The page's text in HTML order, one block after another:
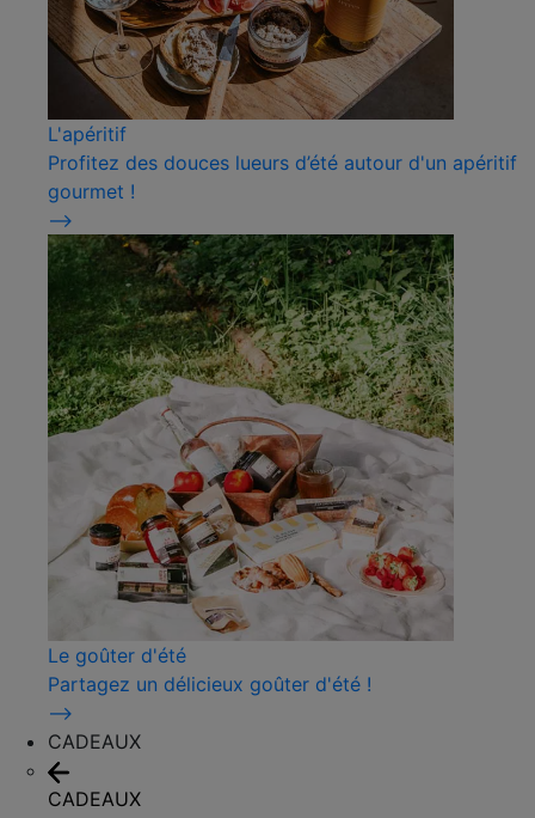
L'apéritif
Profitez des douces lueurs d’été autour d'un apéritif
gourmet !
⟶
Le goûter d'été
Partagez un délicieux goûter d'été !
⟶
CADEAUX
CADEAUX